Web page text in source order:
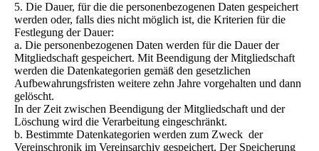
5. Die Dauer, für die die personenbezogenen Daten gespeichert
werden oder, falls dies nicht möglich ist, die Kriterien für die
Festlegung der Dauer:
a. Die personenbezogenen Daten werden für die Dauer der
Mitgliedschaft gespeichert. Mit Beendigung der Mitgliedschaft
werden die Datenkategorien gemäß den gesetzlichen
Aufbewahrungsfristen weitere zehn Jahre vorgehalten und dann
gelöscht.
In der Zeit zwischen Beendigung der Mitgliedschaft und der
Löschung wird die Verarbeitung eingeschränkt.
b. Bestimmte Datenkategorien werden zum Zweck der
Vereinschronik im Vereinsarchiv gespeichert. Der Speicherung